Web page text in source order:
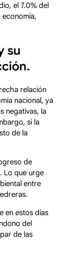
el 7.0% del
su
relación
nacional, ya
negativas, la
si la
de la
de
Lo que urge
entre
en estos días
del
de las